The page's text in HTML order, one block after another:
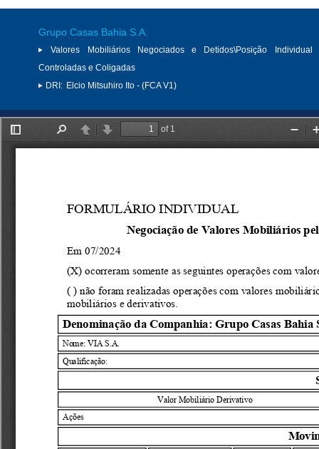
Grupo Casas Bahia S.A.
Valores Mobiliários Negociados e Detidos\Posição
Controladas e Coligadas
DRI: Elcio Mitsuhiro Ito - (FCA V1)